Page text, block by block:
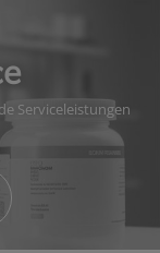
Serviceleistungen